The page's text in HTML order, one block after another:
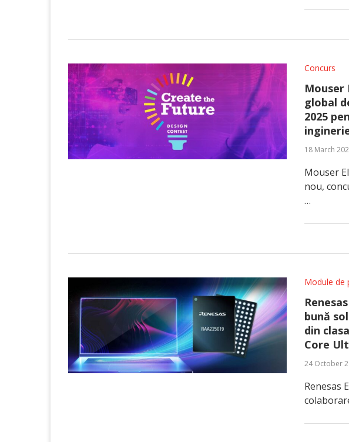
Concurs
Mouser
global
2025
18 March
Mouser
nou,
…
Module de
bună
din
Core
24 October
Renesas